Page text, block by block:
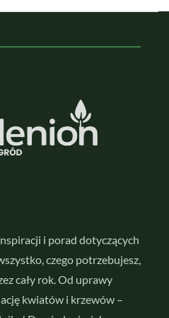
i porad dotyczących
czego potrzebujesz,
cały rok. Od uprawy
kwiatów i krzewów –